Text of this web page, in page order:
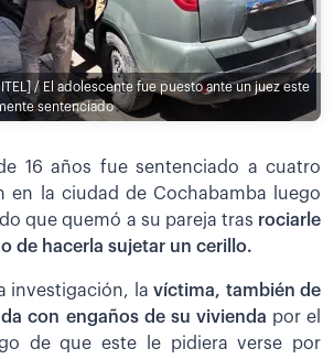
/ El adolescente fue puesto ante un juez este
sentenciado
16 años fue sentenciado a cuatro
en la ciudad de Cochabamba luego
que quemó a su pareja tras rociarle
de hacerla sujetar un cerillo.
investigación, la víctima, también de
con engaños de su vivienda por el
de que este le pidiera verse por